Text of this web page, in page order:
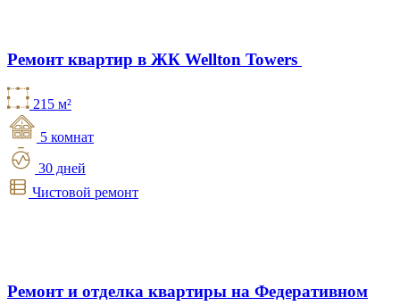
Ремонт квартир в ЖК Wellton Towers
215 м²
5 комнат
30 дней
Чистовой ремонт
Ремонт и отделка квартиры на Федеративном